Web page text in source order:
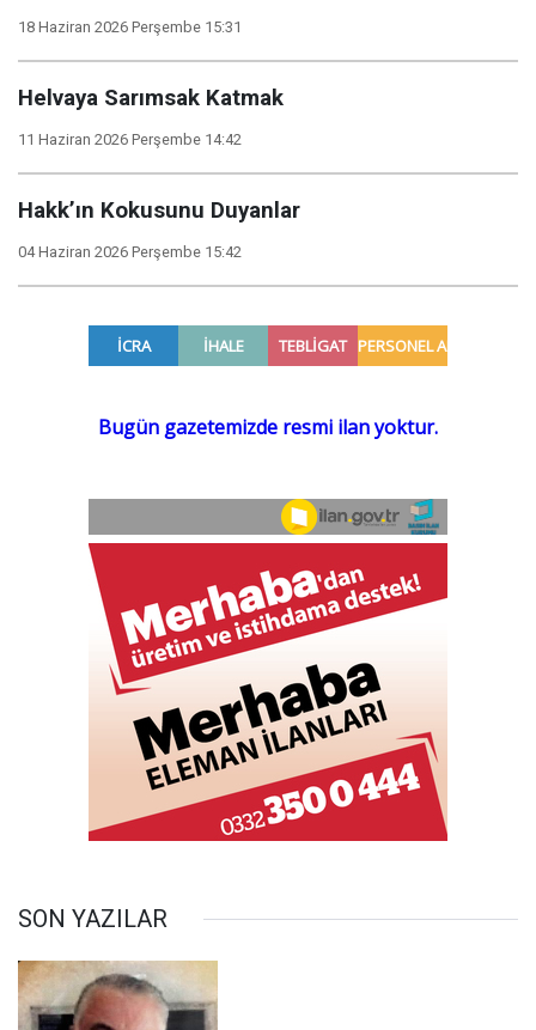
18 Haziran 2026 Perşembe 15:31
Helvaya Sarımsak Katmak
11 Haziran 2026 Perşembe 14:42
Hakk’ın Kokusunu Duyanlar
04 Haziran 2026 Perşembe 15:42
SON YAZILAR